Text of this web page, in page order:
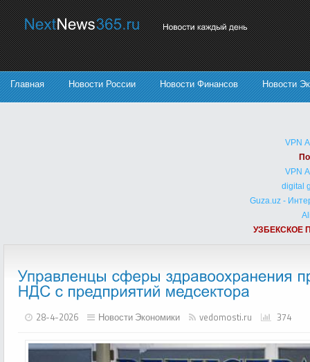
Главная Новости России Новости Финансов Новости
VPN
VPN
digital
Guza.uz -
УЗБЕКСКОЕ
28-4-2026 Новости Экономики vedomosti.ru 374